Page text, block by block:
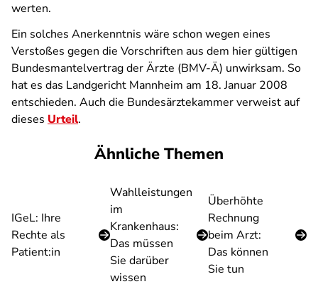
werten.
Ein solches Anerkenntnis wäre schon wegen eines
Verstoßes gegen die Vorschriften aus dem hier gültigen
Bundesmantelvertrag der Ärzte (BMV-Ä) unwirksam. So
hat es das Landgericht Mannheim am 18. Januar 2008
entschieden. Auch die Bundesärztekammer verweist auf
dieses Urteil.
Ähnliche Themen
IGeL: Ihre
Rechte als
Patient:in
Wahlleistungen
im
Krankenhaus:
Das müssen
Sie darüber
wissen
Überhöhte
Rechnung
beim Arzt:
Das können
Sie tun